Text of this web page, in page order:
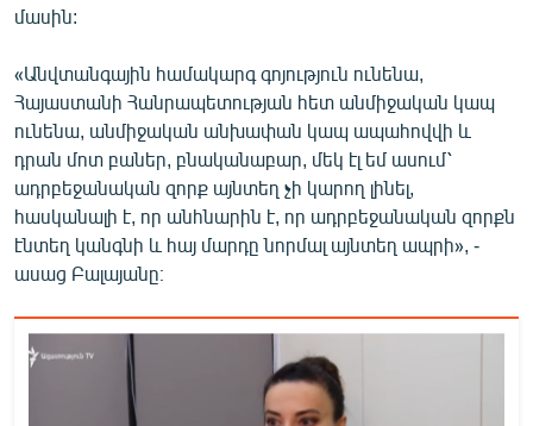
մասին:
«Անվտանգային համակարգ գոյություն ունենա,
Հայաստանի Հանրապետության հետ անմիջական կապ
ունենա, անմիջական անխափան կապ ապահովվի և
դրան մոտ բաներ, բնականաբար, մեկ էլ եմ ասում՝
ադրբեջանական զորք այնտեղ չի կարող լինել,
հասկանալի է, որ անհնարին է, որ ադրբեջանական զորքն
էնտեղ կանգնի և հայ մարդը նորմալ այնտեղ ապրի», -
ասաց Բալայանը։